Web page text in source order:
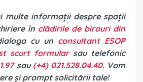
multe informații despre spații
în clădirile de birouri din
cu un consultant ESOP
scurt formularsau telefonic
sau (+4) 021.528.04.40. Vom
și prompt solicitării tale!